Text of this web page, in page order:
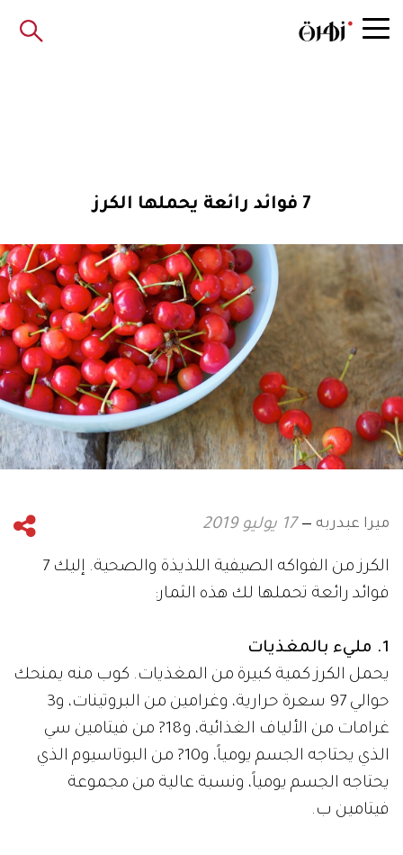
7 فوائد رائعة يحملها الكرز
ميرا عبدربه 17 يوليو 2019
الكرز من الفواكه الصيفية اللذيذة والصحية. إليك 7
فوائد رائعة تحملها لك هذه الثمار:
1. مليء بالمغذيات
يحمل الكرز كمية كبيرة من المغذيات. كوب منه يمنحك
حوالي 97 سعرة حرارية، وغرامين من البروتينات، و3
غرامات من الألياف الغذائية، و18? من فيتامين سي
الذي يحتاجه الجسم يومياً، و10? من البوتاسيوم الذي
يحتاجه الجسم يومياً، ونسبة عالية من مجموعة
فيتامين ب.